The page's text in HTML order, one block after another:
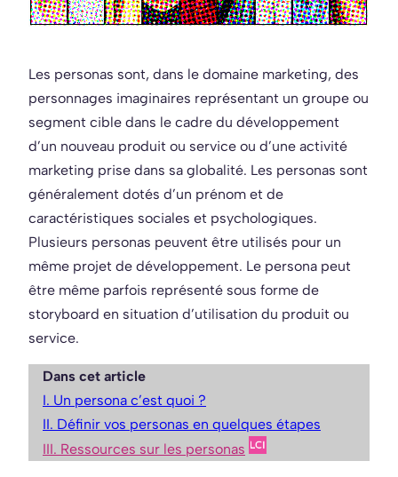
Les personas sont, dans le domaine marketing, des
personnages imaginaires représentant un groupe ou
segment cible dans le cadre du développement
d’un nouveau produit ou service ou d’une activité
marketing prise dans sa globalité. Les personas sont
généralement dotés d’un prénom et de
caractéristiques sociales et psychologiques.
Plusieurs personas peuvent être utilisés pour un
même projet de développement. Le persona peut
être même parfois représenté sous forme de
storyboard en situation d’utilisation du produit ou
service.
Dans cet article
I. Un persona c’est quoi ?
II. Définir vos personas en quelques étapes
III. Ressources sur les personas